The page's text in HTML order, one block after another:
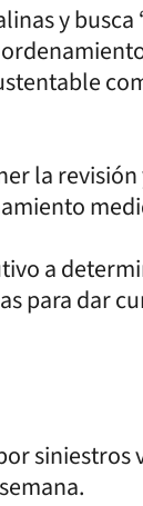
y busca
la revisión
a
para dar
siniestros